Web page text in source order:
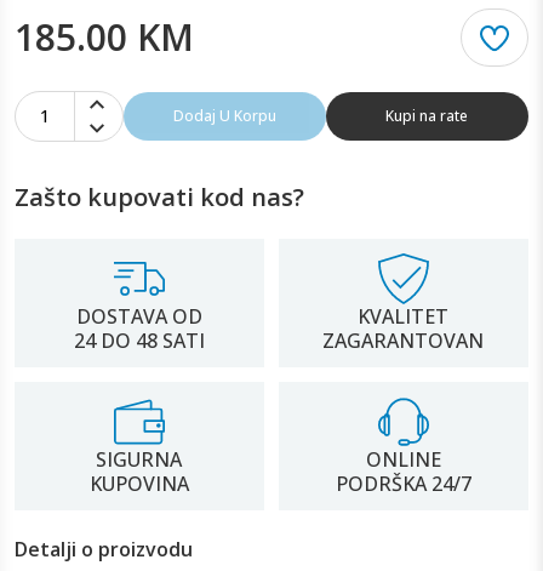
185.00 KM
1 Dodaj U Korpu Kupi na rate
Zašto kupovati kod nas?
DOSTAVA OD
24 DO 48 SATI
KVALITET
ZAGARANTOVAN
SIGURNA
KUPOVINA
ONLINE
PODRŠKA 24/7
Detalji o proizvodu